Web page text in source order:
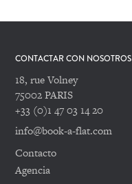
CONTACTAR CON NOSOTROS
18, rue Volney
75002 PARIS
+33 (0)1 47 03 14 20
info@book-a-flat.com
Contacto
Agencia